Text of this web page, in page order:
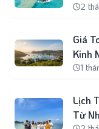
2
Giá
Kinh
1
Lịch
Từ